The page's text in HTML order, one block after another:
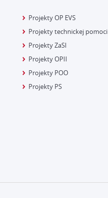
Projekty OP EVS
Projekty technickej pomoci
Projekty ZaSI
Projekty OPII
Projekty POO
Projekty PS